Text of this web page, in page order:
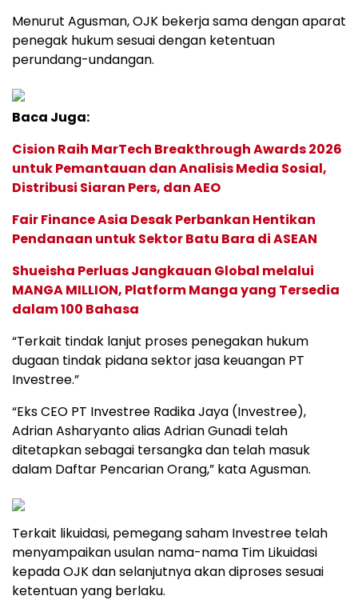
Menurut Agusman, OJK bekerja sama dengan aparat
penegak hukum sesuai dengan ketentuan
perundang-undangan.
Baca Juga:
Cision Raih MarTech Breakthrough Awards 2026
untuk Pemantauan dan Analisis Media Sosial,
Distribusi Siaran Pers, dan AEO
Fair Finance Asia Desak Perbankan Hentikan
Pendanaan untuk Sektor Batu Bara di ASEAN
Shueisha Perluas Jangkauan Global melalui
MANGA MILLION, Platform Manga yang Tersedia
dalam 100 Bahasa
“Terkait tindak lanjut proses penegakan hukum
dugaan tindak pidana sektor jasa keuangan PT
Investree.”
“Eks CEO PT Investree Radika Jaya (Investree),
Adrian Asharyanto alias Adrian Gunadi telah
ditetapkan sebagai tersangka dan telah masuk
dalam Daftar Pencarian Orang,” kata Agusman.
Terkait likuidasi, pemegang saham Investree telah
menyampaikan usulan nama-nama Tim Likuidasi
kepada OJK dan selanjutnya akan diproses sesuai
ketentuan yang berlaku.